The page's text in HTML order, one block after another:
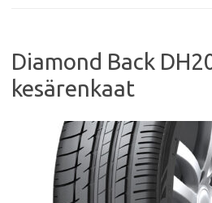
Diamond Back
kesärenkaat